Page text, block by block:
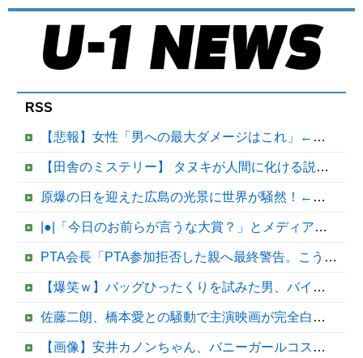
RSS
【悲報】女性「男への最大ダメージはこれ」←お前ら耐えられる？
【田舎のミステリー】 タヌキが人間に化ける説、これ多分マジ
原爆の日を迎えた広島の光景に世界が騒然！←「複雑な気分だ」（海外の反応）
|●|「今日のお前らが言うな大賞？」とメディア関係者の一般人への苦言にツッコミ殺到、被災地の避難所でカメラまわすのは……
PTA会長「PTA参加拒否した親へ最終警告。こうなってもいい？」
【爆笑ｗ】バッグひったくりを試みた男、バイクを盗られる！
佐藤二朗、橋本愛との騒動で主演映画が完全白紙へｗｗｗｗｗ
【画像】安井カノンちゃん、バニーガールコスプレでうっかり谷間が見えてしまう他